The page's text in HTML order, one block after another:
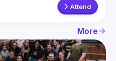
Attend
More